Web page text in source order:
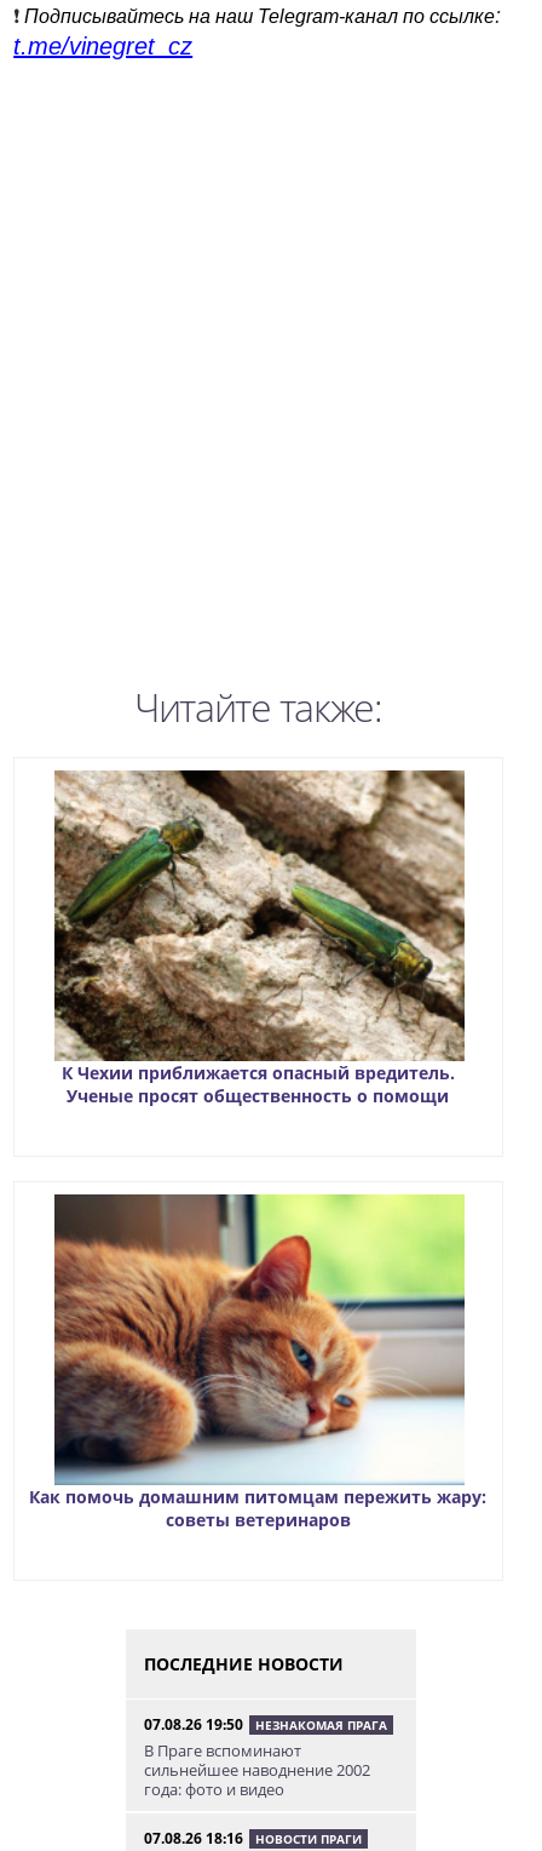
❗️Подписывайтесь на наш Telegram-канал по ссылке:
t.me/vinegret_cz
Читайте также:
К Чехии приближается опасный вредитель.
Ученые просят общественность о помощи
Как помочь домашним питомцам пережить жару:
советы ветеринаров
ПОСЛЕДНИЕ НОВОСТИ
07.08.26 19:50 НЕЗНАКОМАЯ ПРАГА
В Праге вспоминают
сильнейшее наводнение 2002
года: фото и видео
07.08.26 18:16 НОВОСТИ ПРАГИ